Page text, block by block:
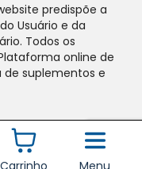
predispõe a
Usuário e da
Todos os
online de
suplementos e
Carrinho Menu